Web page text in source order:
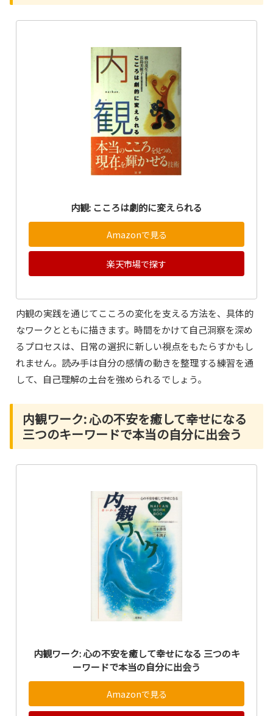
内観: こころは劇的に変えられる
Amazonで見る
楽天市場で探す
内観の実践を通じてこころの変化を支える方法を、具体的
なワークとともに描きます。時間をかけて自己洞察を深め
るプロセスは、日常の選択に新しい視点をもたらすかもし
れません。読み手は自分の感情の動きを整理する練習を通
して、自己理解の土台を強められるでしょう。
内観ワーク: 心の不安を癒して幸せになる
三つのキーワードで本当の自分に出会う
内観ワーク: 心の不安を癒して幸せになる 三つのキ
ーワードで本当の自分に出会う
Amazonで見る